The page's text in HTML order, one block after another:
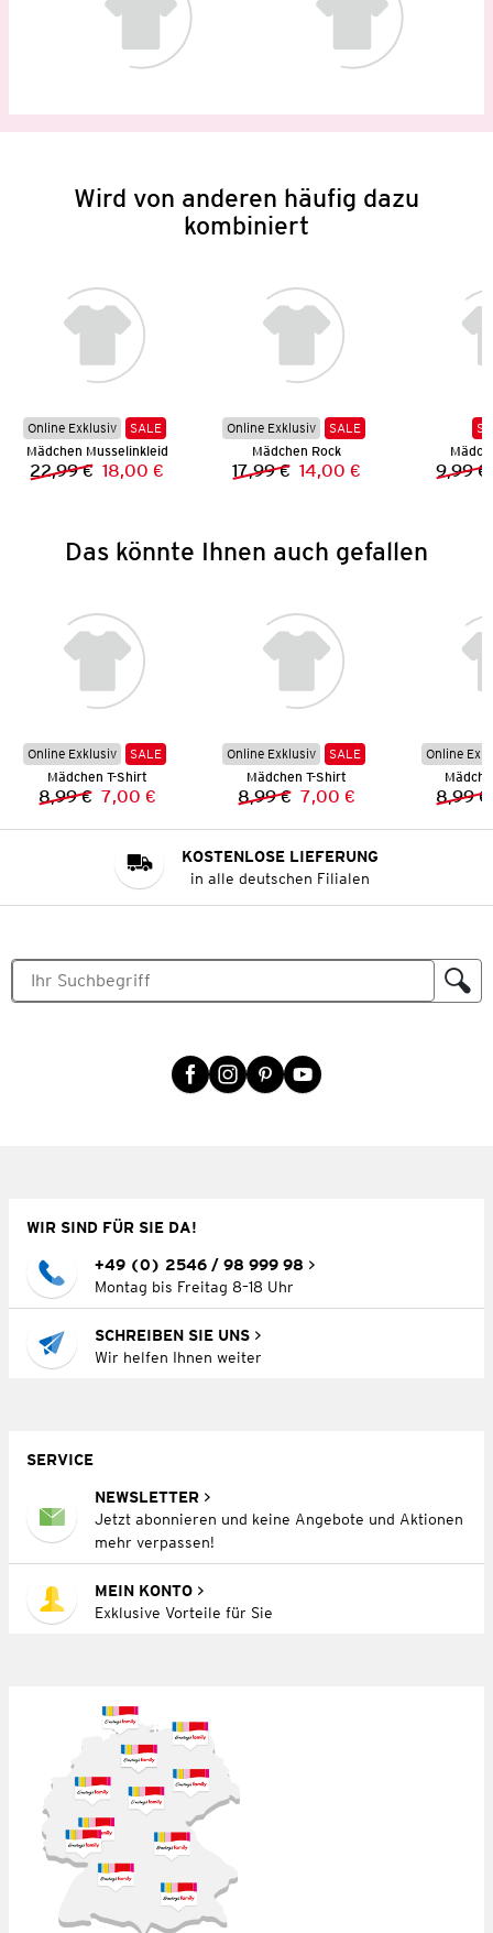
Wird von anderen häufig dazu
kombiniert
Online Exklusiv
SALE
Mädchen Musselinkleid
Vorheriger Preis:
22,99 € Neuer Preis:
18,00 €
Online Exklusiv
SALE
Mädchen Rock
Vorheriger Preis:
17,99 € Neuer Preis:
14,00 € 9,99 €
Das könnte Ihnen auch gefallen
Online Exklusiv
SALE
Mädchen T-Shirt
Vorheriger Preis:
8,99 € Neuer Preis:
7,00 €
Online Exklusiv
SALE
Mädchen T-Shirt
Vorheriger Preis:
8,99 € Neuer Preis:
7,00 €
Online
8,99 €
KOSTENLOSE LIEFERUNG
in alle deutschen Filialen
WIR SIND FÜR SIE DA!
+49 (0) 2546 / 98 999 98
Montag bis Freitag 8–18 Uhr
SCHREIBEN SIE UNS
Wir helfen Ihnen weiter
SERVICE
NEWSLETTER
Jetzt abonnieren und keine Angebote und Aktionen
mehr verpassen!
MEIN KONTO
Exklusive Vorteile für Sie